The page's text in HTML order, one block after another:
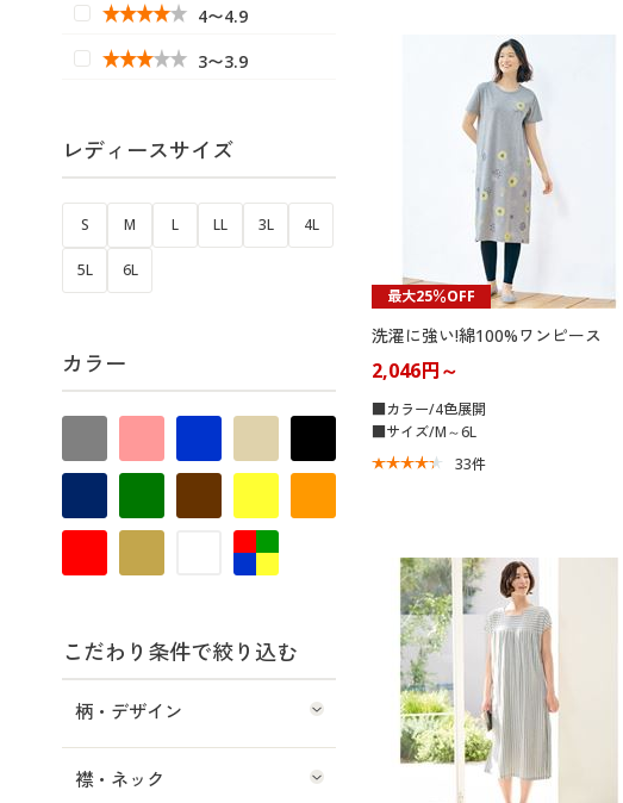
最大25％OFF
洗濯に強い!綿100%ワンピース
2,046円～
■カラー/4色展開
■サイズ/M～6L
33件
4〜4.9
3〜3.9
レディースサイズ
S M L LL 3L 4L
5L 6L
カラー
こだわり条件で絞り込む
柄・デザイン
襟・ネック